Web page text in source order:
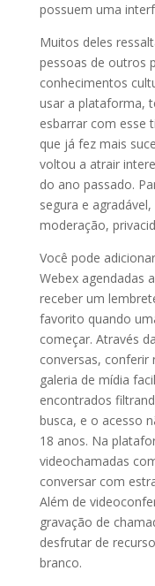
possuem uma
Muitos deles
pessoas de outros
conhecimentos
usar a plataforma,
esbarrar com esse
que já fez mais
voltou a atrair
do ano passado.
segura e
moderação,
Você pode
Webex agendadas
receber um
favorito quando
começar. Através
conversas, conferir
galeria de mídia
encontrados
busca, e o acesso
18 anos. Na
videochamadas
conversar com
Além de
gravação de
desfrutar de
branco.